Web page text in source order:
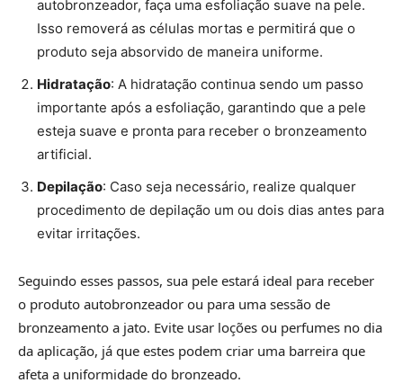
autobronzeador, faça uma esfoliação suave na pele.
Isso removerá as células mortas e permitirá que o
produto seja absorvido de maneira uniforme.
Hidratação: A hidratação continua sendo um passo
importante após a esfoliação, garantindo que a pele
esteja suave e pronta para receber o bronzeamento
artificial.
Depilação: Caso seja necessário, realize qualquer
procedimento de depilação um ou dois dias antes para
evitar irritações.
Seguindo esses passos, sua pele estará ideal para receber
o produto autobronzeador ou para uma sessão de
bronzeamento a jato. Evite usar loções ou perfumes no dia
da aplicação, já que estes podem criar uma barreira que
afeta a uniformidade do bronzeado.